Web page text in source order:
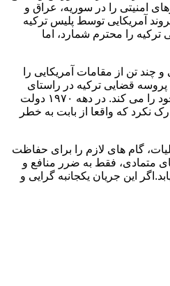
امنیتی را در سوریه، عراق و
آمریکایی توسط پلیس ترکیه
را محترم شمارد، اما
چند تن از مقامات آمریکایی را
قضایی ترکیه در راستای
قانون اساسی یا ارزش های دمکراتیک مشترک ما نیست.بارها این امر را ثابت کرده ایم و باز هم ثابت می کنیم که اگر آمریکا همچنان گوش شنوایی نداشته باشد، آنکارا کار خود را می کند. در دهه ۱۹۷۰ دولت
نکرد که واقعا از بابت به خطر
گام های لازم را برای حفاظت
متمادی، فقط به ضرر منافع و
این جریان یکجانبه گرایی و